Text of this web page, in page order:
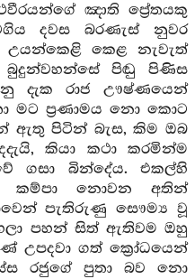
ඤාති ප්‍රේතයකු
දවස බරණැස් නුවර
උයන්කෙළි කෙළ නැවැත්
පිඬු පිණිස
දැක රාජ ඌෂ්ණයෙන්
මට ප්‍රණාමය නො කොට
ඇතු පිටින් බැස, කිම ඔබ
කියා කථා කරමින්ම
ගසා බින්දේය. එකල්හි
කම්පා නොවන අතින්
පැතිරුණු සෞම්‍ය වූ
පහන් සිත් ඇතිවම ඔහු
උපදවා ගත් ක්‍රෝධයෙන්
රජුගේ පුතා බව නො